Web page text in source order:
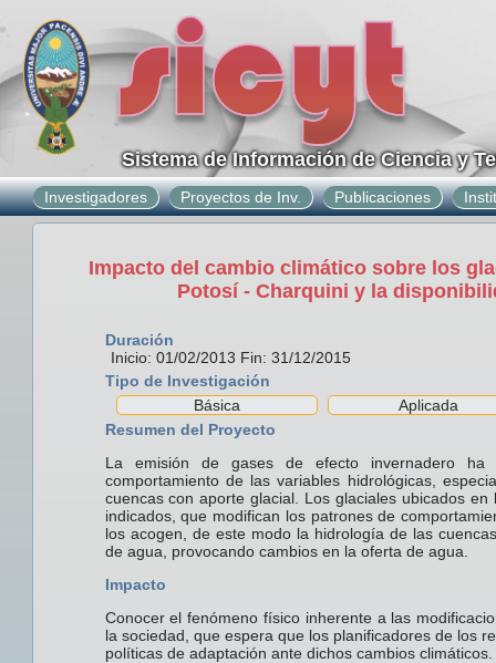
Sistema de Información de Ciencia y
Investigadores Proyectos de Inv. Publicaciones
Impacto del cambio climático sobre los
Potosí - Charquini y la
Duración
Inicio: 01/02/2013 Fin: 31/12/2015
Tipo de Investigación
Básica
Aplicada
Resumen del Proyecto
La emisión de gases de efecto invernadero ha
comportamiento de las variables hidrológicas,
cuencas con aporte glacial. Los glaciales ubicados
indicados, que modifican los patrones de
los acogen, de este modo la hidrología de las
de agua, provocando cambios en la oferta de agua.
Impacto
Conocer el fenómeno físico inherente a las
la sociedad, que espera que los planificadores de los
políticas de adaptación ante dichos cambios climáticos.